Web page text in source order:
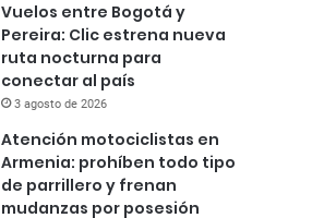
Vuelos entre Bogotá y
Pereira: Clic estrena nueva
ruta nocturna para
conectar al país
3 agosto de 2026
Atención motociclistas en
Armenia: prohíben todo tipo
de parrillero y frenan
mudanzas por posesión